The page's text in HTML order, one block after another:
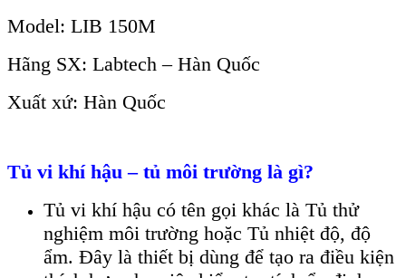
Model: LIB 150M
Hãng SX: Labtech – Hàn Quốc
Xuất xứ: Hàn Quốc
Tủ vi khí hậu – tủ môi trường là gì?
Tủ vi khí hậu có tên gọi khác là Tủ thử
nghiệm môi trường hoặc Tủ nhiệt độ, độ
ẩm. Đây là thiết bị dùng để tạo ra điều kiện